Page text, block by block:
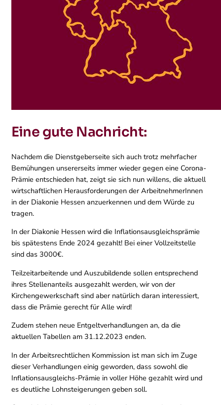
Eine gute Nachricht:
Nachdem die Dienstgeberseite sich auch trotz mehrfacher
Bemühungen unsererseits immer wieder gegen eine Corona-
Prämie entschieden hat, zeigt sie sich nun willens, die aktuell
wirtschaftlichen Herausforderungen der ArbeitnehmerInnen
in der Diakonie Hessen anzuerkennen und dem Würde zu
tragen.
In der Diakonie Hessen wird die Inflationsausgleichsprämie
bis spätestens Ende 2024 gezahlt! Bei einer Vollzeitstelle
sind das 3000€.
Teilzeitarbeitende und Auszubildende sollen entsprechend
ihres Stellenanteils ausgezahlt werden, wir von der
Kirchengewerkschaft sind aber natürlich daran interessiert,
dass die Prämie gerecht für Alle wird!
Zudem stehen neue Entgeltverhandlungen an, da die
aktuellen Tabellen am 31.12.2023 enden.
In der Arbeitsrechtlichen Kommission ist man sich im Zuge
dieser Verhandlungen einig geworden, dass sowohl die
Inflationsausgleichs-Prämie in voller Höhe gezahlt wird und
es deutliche Lohnsteigerungen geben soll.